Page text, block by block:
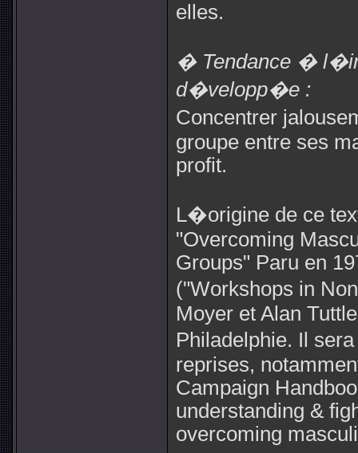
elles.
� Tendance �
d�velopp�e :
Concentrer
groupe entre ses
profit.
L�origine de ce
"Overcoming
Groups" Paru en
("Workshops in
Moyer et Alan
Philadelphie. Il
reprises,
Campaign
understanding &
overcoming